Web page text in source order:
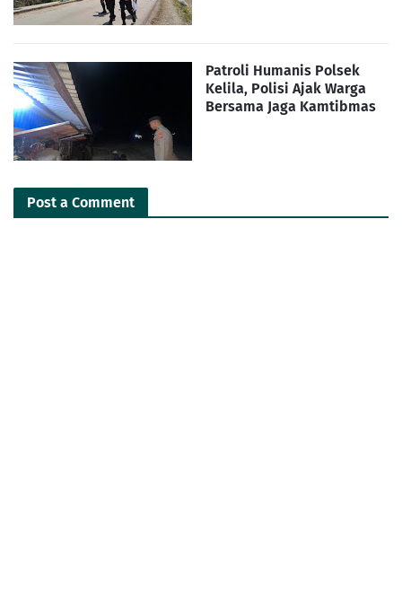
Patroli Humanis Polsek
Kelila, Polisi Ajak Warga
Bersama Jaga Kamtibmas
Post a Comment